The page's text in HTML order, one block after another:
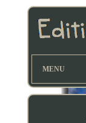
MENU